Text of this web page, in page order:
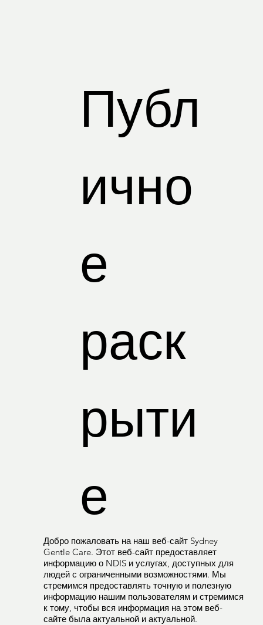
Публ
ично
е
раск
рыти
е
Добро пожаловать на наш веб-сайт Sydney
Gentle Care. Этот веб-сайт предоставляет
информацию о NDIS и услугах, доступных для
людей с ограниченными возможностями. Мы
стремимся предоставлять точную и полезную
информацию нашим пользователям и стремимся
к тому, чтобы вся информация на этом веб-
сайте была актуальной и актуальной.